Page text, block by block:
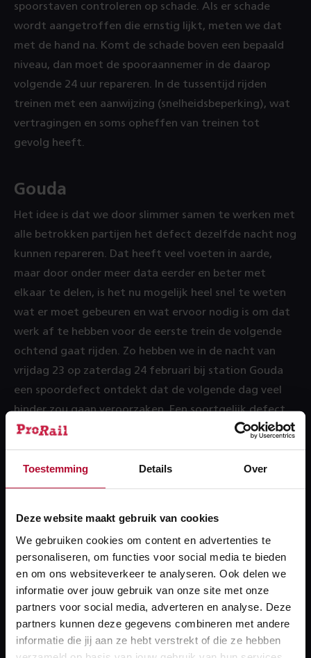
Toestemming Details Over
Deze website maakt gebruik van cookies
We gebruiken cookies om content en advertenties te
personaliseren, om functies voor social media te bieden
en om ons websiteverkeer te analyseren. Ook delen we
informatie over jouw gebruik van onze site met onze
partners voor social media, adverteren en analyse. Deze
partners kunnen deze gegevens combineren met andere
informatie die jij aan ze hebt verstrekt of die ze hebben
spoorstaven controleren op schade. Als er schade
wordt aangetroffen die ernstig lijkt, meten we dat
met de hand na. Komt de schade boven een bepaald
niveau, dan moet de spooraannemer in de daarop
volgende 24 uur repareren. In de tussentijd rijden
treinen met een aanwijzing (snelheidsbeperking), wat
vertragingen en soms opheffen van treinen tot
gevolg heeft.
Gouda
Het idee is dat we door slimmer samen te werken met
alle betrokken partijen het defect dezelfde nacht nog
kunnen repareren. Dat heeft veel voeten in aarde,
maar door onder meer data eerder en beter met
elkaar te delen, is het nu mogelijk heel snel te weten
wat er moet gebeuren en wat ervoor nodig is om dat
werk af te hebben voor de eerste trein de volgende
ochtend gaat rijden. Zo hebben we in de nacht van
vrijdag 23 op zaterdag 24 februari bij station Gouda
een spoordefect ontdekt dat de volgende dag veel
hinder zou gaan veroorzaken. Een soortgelijk defect
leidde halverwege januari nog tot grote overlast op
dezelfde plek. Door direct 's nachts te repareren
hebben we hernieuwde problemen voorkomen.
Innovatie
ProRail werkt voortdurend aan het voorkomen van
technische storingen aan de hand van innovaties. Denk
aan opklaphekken die heel snel omhoog kunnen
worden gezet zodat spoorwerkers overdag veilig
kunnen werken terwijl de treinen op het naastgelegen
spoor blijven rijden. En ook de onderhoudstrein die